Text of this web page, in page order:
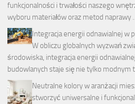
funkcjonalności i trwałości naszego
wyboru materiałów oraz metod naprawy
Integracja energii odnawialnej w
W obliczu globalnych wyzwań
środowiska, integracja energii
budowlanych staje się nie tylko modnym
Neutralne kolory w aranżacji
stworzyć uniwersalne i